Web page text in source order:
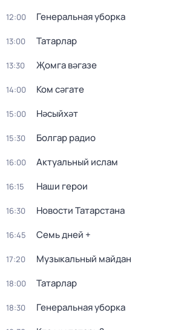
12:00 Генеральная уборка
13:00 Татарлар
13:30 Җомга вәгазе
14:00 Ком сәгате
15:00 Нәсыйхәт
15:30 Болгар радио
16:00 Актуальный ислам
16:15 Наши герои
16:30 Новости Татарстана
16:45 Семь дней +
17:20 Музыкальный майдан
18:00 Татарлар
18:30 Генеральная уборка